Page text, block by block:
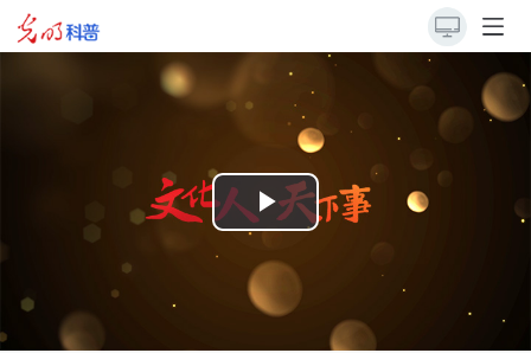
Play
Video